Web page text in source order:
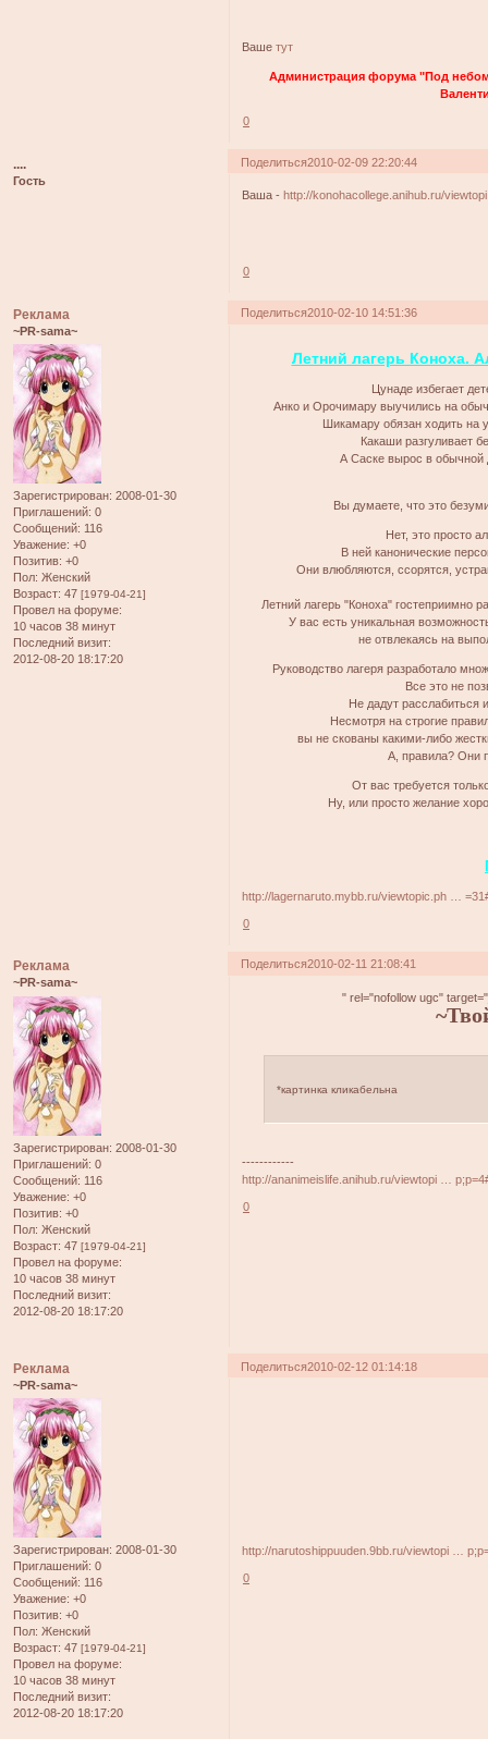
Вашетут
Администрация форума "Под
0
Поделиться2010-02-09 22:20:44
....
Гость
Ваша -http://konohacollege.anihub.ru/
0
Поделиться2010-02-10 14:51:36
Реклама
~PR-sama~
Зарегистрирован: 2008-01-30
Приглашений: 0
Сообщений: 116
Уважение: +0
Позитив: +0
Пол: Женский
Возраст: 47 [1979-04-21]
Провел на форуме:
10 часов 38 минут
Последний визит:
2012-08-20 18:17:20
Летний лагерь Коноха.
Цунаде избегает
Анко и Орочимару выучились на
Шикамару обязан ходить на
Какаши разгуливает
А Саске вырос в обычной
Вы думаете, что это
Нет, это просто
В ней канонические
Они влюбляются, ссорятся,
Летний лагерь "Коноха" гостеприимно
У вас есть уникальная
не отвлекаясь на
Руководство лагеря разработало
Все это не
Не дадут расслабиться
Несмотря на строгие
вы не скованы какими-либо
А, правила? Они
От вас требуется
Ну, или просто желание
http://lagernaruto.mybb.ru/viewtopic.ph …
0
Поделиться2010-02-11 21:08:41
Реклама
~PR-sama~
Зарегистрирован: 2008-01-30
Приглашений: 0
Сообщений: 116
Уважение: +0
Позитив: +0
Пол: Женский
Возраст: 47 [1979-04-21]
Провел на форуме:
10 часов 38 минут
Последний визит:
2012-08-20 18:17:20
" rel="nofollow ugc"
*картинка кликабельна
------------
http://ananimeislife.anihub.ru/viewtopi …
0
Поделиться2010-02-12 01:14:18
Реклама
~PR-sama~
Зарегистрирован: 2008-01-30
Приглашений: 0
Сообщений: 116
Уважение: +0
Позитив: +0
Пол: Женский
Возраст: 47 [1979-04-21]
Провел на форуме:
10 часов 38 минут
Последний визит:
2012-08-20 18:17:20
http://narutoshippuuden.9bb.ru/viewtopi …
0